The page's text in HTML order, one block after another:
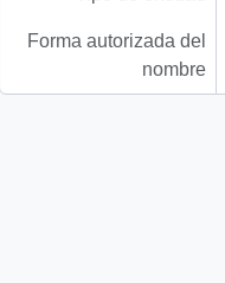
Forma autorizada del
nombre